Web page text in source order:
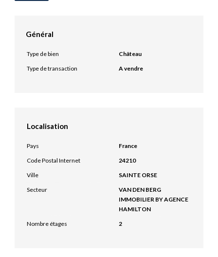
Général
Type de bien
Château
Type de transaction
A vendre
Localisation
Pays
France
Code Postal Internet
24210
Ville
SAINTE ORSE
Secteur
VAN DEN BERG
IMMOBILIER BY AGENCE
HAMILTON
Nombre étages
2